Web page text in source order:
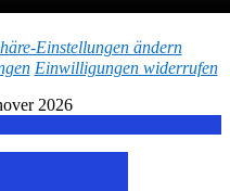
Einstellungen ändern
Einwilligungen widerrufen
2026